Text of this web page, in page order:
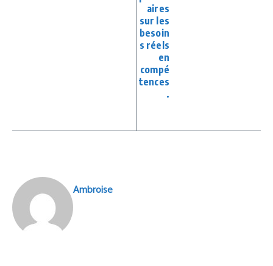
aires
sur les
besoin
s réels
en
compé
tences
.
Ambroise